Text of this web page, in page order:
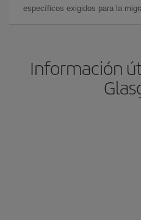
específicos exigidos para la
Información